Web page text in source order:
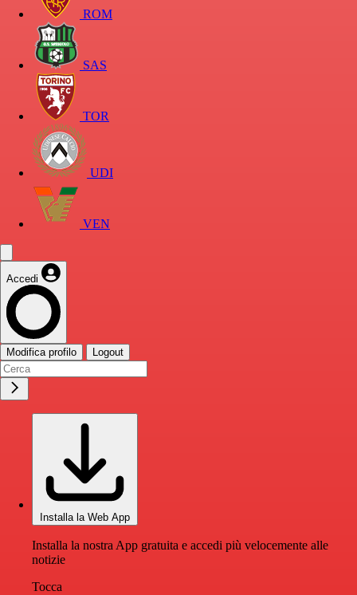
ROM
SAS
TOR
UDI
VEN
Accedi
Modifica profilo Logout
Installa la Web App
Installa la nostra App gratuita e accedi più velocemente alle
notizie
Tocca